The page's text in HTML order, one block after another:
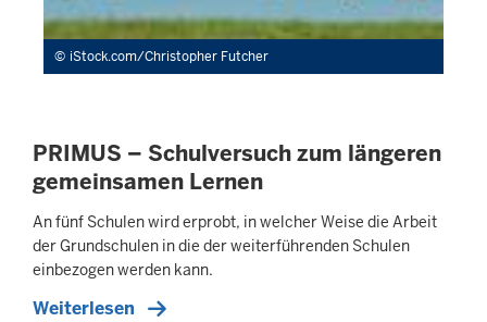
iStock.com/Christopher Futcher
PRIMUS – Schulversuch zum längeren
gemeinsamen Lernen
An fünf Schulen wird erprobt, in welcher Weise die Arbeit
der Grundschulen in die der weiterführenden Schulen
einbezogen werden kann.
Weiterlesen